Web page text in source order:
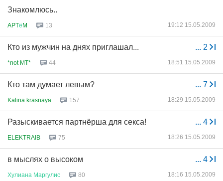
Знакомлюсь..
APTёM 13 19:12 15.05.2009
... 2
Кто из мужчин на днях приглашал...
*not MT* 44 18:51 15.05.2009
... 7
Кто там думает левым?
Kalina krasnaya 157 18:29 15.05.2009
... 4
Разыскивается партнёрша для секса!
ELEKTRAIB 75 18:26 15.05.2009
... 4
в мыслях о высоком
Хулиана Маргулис 80 18:16 15.05.2009